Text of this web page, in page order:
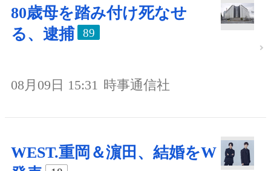
80歳母を踏み付け死なせ
る、逮捕
89
08月09日 15:31 時事通信社
WEST.重岡＆濵田、結婚をW